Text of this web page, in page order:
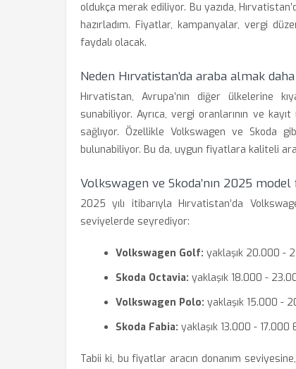
oldukça merak ediliyor. Bu yazıda,
hazırladım. Fiyatlar, kampanyalar, vergi
faydalı olacak.
Neden Hırvatistan’da araba almak
Hırvatistan, Avrupa’nın diğer ülkelerine
sunabiliyor. Ayrıca, vergi oranlarının ve
sağlıyor. Özellikle Volkswagen ve Skoda
bulunabiliyor. Bu da, uygun fiyatlara kaliteli
Volkswagen ve Skoda’nın 2025 model
2025 yılı itibarıyla Hırvatistan’da
seviyelerde seyrediyor:
Volkswagen Golf: yaklaşık 20.000 -
Skoda Octavia: yaklaşık 18.000 -
Volkswagen Polo: yaklaşık 15.000 -
Skoda Fabia: yaklaşık 13.000 - 17.000
Tabii ki, bu fiyatlar aracın donanım